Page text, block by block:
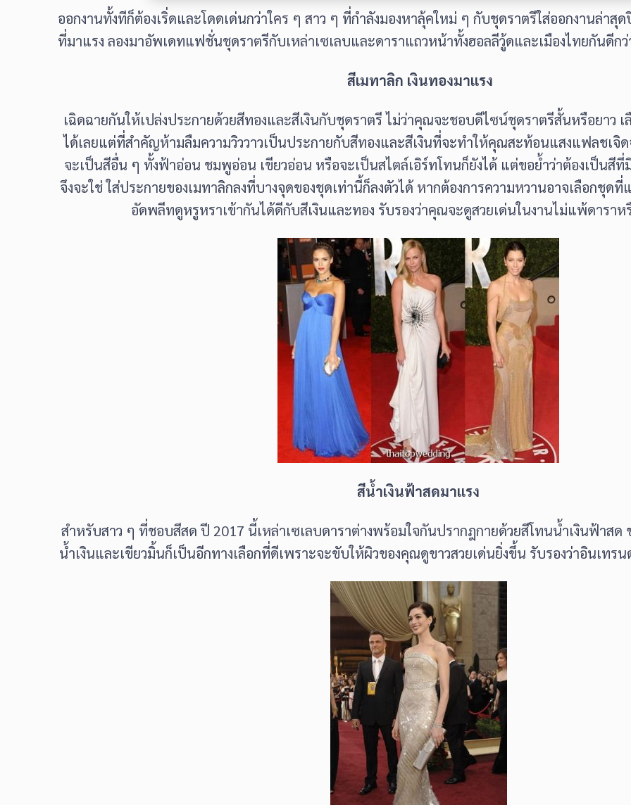
ออกงานทั้งทีก็ต้องเริ่ดและโดดเด่นกว่าใคร ๆ สาว ๆ ที่กำลังมองหาลุ้คใหม่ ๆ กับชุดราตรีใส่ออกงานล่า
ที่มาแรง ลองมาอัพเดทแฟชั่นชุดราตรีกับเหล่าเซเลบและดาราแถวหน้าทั้งฮอลลีวู้ดและเมืองไทยกันดีกว่
สีเมทาลิก เงินทองมาแรง
เฉิดฉายกันให้เปล่งประกายด้วยสีทองและสีเงินกับชุดราตรี ไม่ว่าคุณจะชอบดีไซน์ชุดราตรีสั้นหรือยาว
ได้เลยแต่ที่สำคัญห้ามลืมความวิววาวเป็นประกายกับสีทองและสีเงินที่จะทำให้คุณสะท้อนแสงแฟลชเจิด
จะเป็นสีอื่น ๆ ทั้งฟ้าอ่อน ชมพูอ่อน เขียวอ่อน หรือจะเป็นสไตล์เอิร์ทโทนก็ยังได้ แต่ขอย้ำว่าต้องเป็นสี
จึงจะใช่ ใส่ประกายของเมทาลิกลงที่บางจุดของชุดเท่านี้ก็ลงตัวได้ หากต้องการความหวานอาจเลือกชุด
อัดพลีทดูหรูหราเข้ากันได้ดีกับสีเงินและทอง รับรองว่าคุณจะดูสวยเด่นในงานไม่แพ้ดาราห
สีน้ำเงินฟ้าสดมาแรง
สำหรับสาว ๆ ที่ชอบสีสด ปี 2017 นี้เหล่าเซเลบดาราต่างพร้อมใจกันปรากฎกายด้วยสีโทนน้ำเงินฟ้าสด
น้ำเงินและเขียวมิ้นก็เป็นอีกทางเลือกที่ดีเพราะจะขับให้ผิวของคุณดูขาวสวยเด่นยิ่งขึ้น รับรองว่าอินเทร